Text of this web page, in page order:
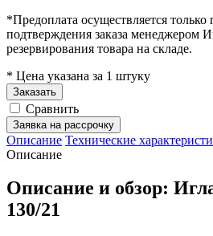
*Предоплата осуществляется только
подтверждения заказа менеджером
резервирования товара на складе.
* Цена указана за 1 штуку
Заказать
Сравнить
Заявка на рассрочку
Описание Технические
Описание
Описание и обзор:
130/21